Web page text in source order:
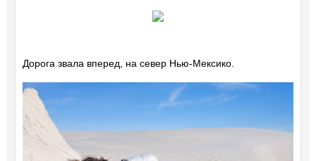
Дорога звала вперед, на север Нью-Мексико.